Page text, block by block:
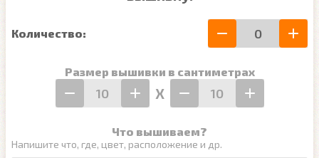
Количество:
Размер вышивки в сантиметрах
Х
Что вышиваем?
Напишите что, где, цвет, расположение и др.